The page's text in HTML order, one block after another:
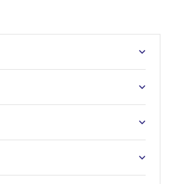
keyboard_arrow_down
keyboard_arrow_down
keyboard_arrow_down
keyboard_arrow_down